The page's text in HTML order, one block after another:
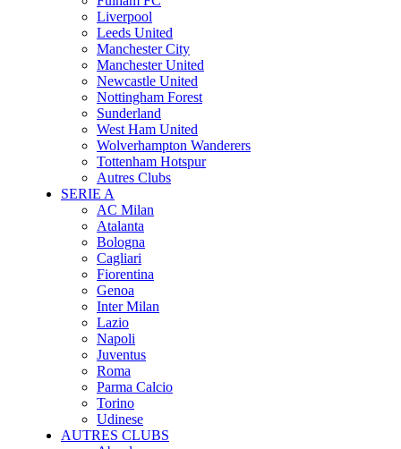
Liverpool
Leeds United
Manchester City
Manchester United
Newcastle United
Nottingham Forest
Sunderland
West Ham United
Wolverhampton Wanderers
Tottenham Hotspur
Autres Clubs
SERIE A
AC Milan
Atalanta
Bologna
Cagliari
Fiorentina
Genoa
Inter Milan
Lazio
Napoli
Juventus
Roma
Parma Calcio
Torino
Udinese
AUTRES CLUBS